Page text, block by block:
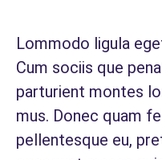
Lommodo ligula
Cum sociis que
parturient montes
mus. Donec quam
pellentesque eu,